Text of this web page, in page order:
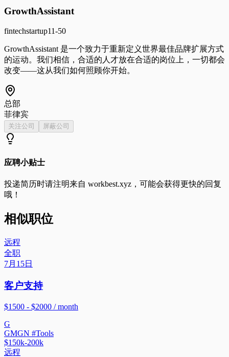
GrowthAssistant
fintechstartup11-50
GrowthAssistant 是一个致力于重新定义世界最佳品牌扩展方式
的运动。我们相信，合适的人才放在合适的岗位上，一切都会
改变——这从我们如何照顾你开始。
总部
菲律宾
关注公司 屏蔽公司
应聘小贴士
投递简历时请注明来自 workbest.xyz ，可能会获得更快的回复
哦！
相似职位
远程
全职
7月15日
客户支持
$1500 - $2000 / month
G
GMGN #Tools
$150k-200k
远程